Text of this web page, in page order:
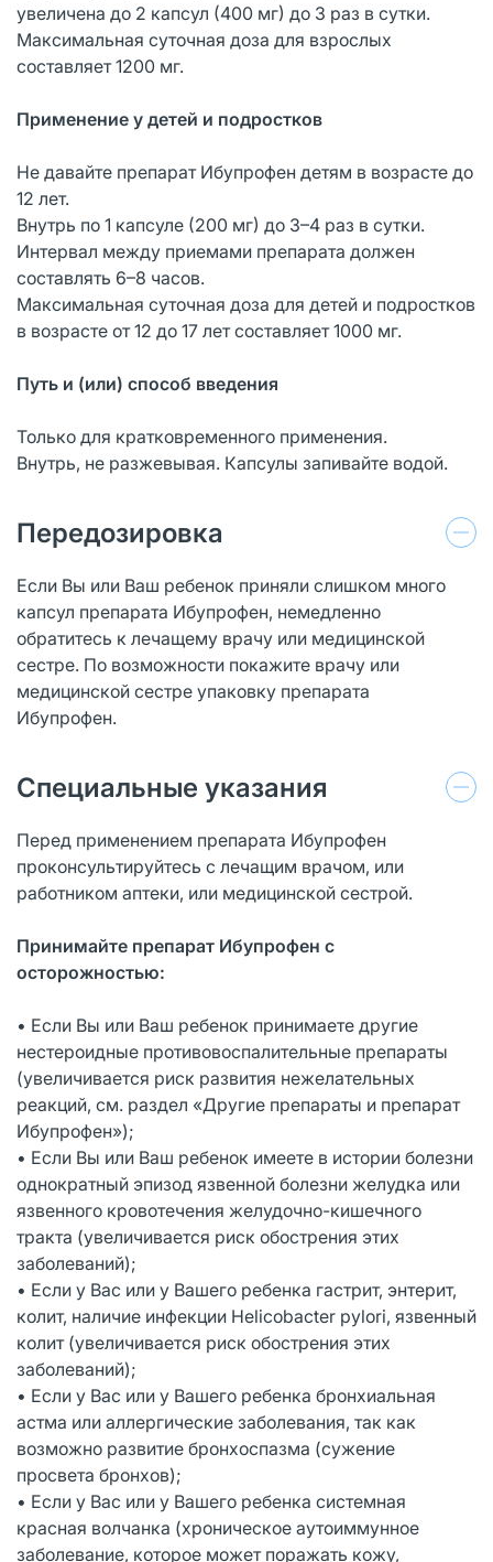
увеличена до 2 капсул (400 мг) до 3 раз в сутки.
Максимальная суточная доза для взрослых
составляет 1200 мг.
Применение у детей и подростков
Не давайте препарат Ибупрофен детям в возрасте до
12 лет.
Внутрь по 1 капсуле (200 мг) до 3–4 раз в сутки.
Интервал между приемами препарата должен
составлять 6–8 часов.
Максимальная суточная доза для детей и подростков
в возрасте от 12 до 17 лет составляет 1000 мг.
Путь и (или) способ введения
Только для кратковременного применения.
Внутрь, не разжевывая. Капсулы запивайте водой.
Передозировка
Если Вы или Ваш ребенок приняли слишком много
капсул препарата Ибупрофен, немедленно
обратитесь к лечащему врачу или медицинской
сестре. По возможности покажите врачу или
медицинской сестре упаковку препарата
Ибупрофен.
Специальные указания
Перед применением препарата Ибупрофен
проконсультируйтесь с лечащим врачом, или
работником аптеки, или медицинской сестрой.
Принимайте препарат Ибупрофен с
осторожностью:
• Если Вы или Ваш ребенок принимаете другие
нестероидные противовоспалительные препараты
(увеличивается риск развития нежелательных
реакций, см. раздел «Другие препараты и препарат
Ибупрофен»);
• Если Вы или Ваш ребенок имеете в истории болезни
однократный эпизод язвенной болезни желудка или
язвенного кровотечения желудочно-кишечного
тракта (увеличивается риск обострения этих
заболеваний);
• Если у Вас или у Вашего ребенка гастрит, энтерит,
колит, наличие инфекции Helicobacter pylori, язвенный
колит (увеличивается риск обострения этих
заболеваний);
• Если у Вас или у Вашего ребенка бронхиальная
астма или аллергические заболевания, так как
возможно развитие бронхоспазма (сужение
просвета бронхов);
• Если у Вас или у Вашего ребенка системная
красная волчанка (хроническое аутоиммунное
заболевание, которое может поражать кожу,